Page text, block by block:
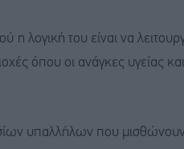
η λογική του είναι να
όπου οι ανάγκες υγείας και
υπαλλήλων που μισθώνουν